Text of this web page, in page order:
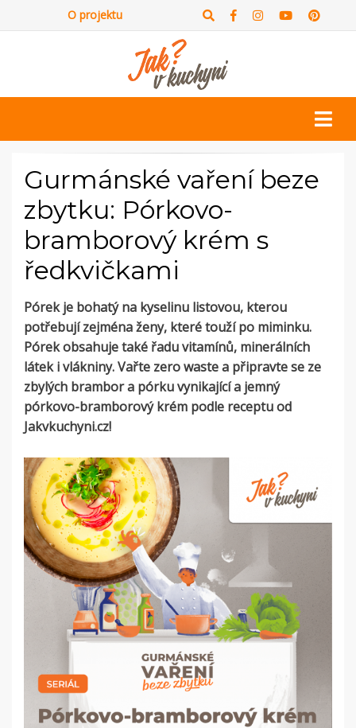
O projektu
Gurmánské vaření beze
zbytku: Pórkovo-
bramborový krém s
ředkvičkami
Pórek je bohatý na kyselinu listovou, kterou
potřebují zejména ženy, které touží po miminku.
Pórek obsahuje také řadu vitamínů, minerálních
látek i vlákniny. Vařte zero waste a připravte se ze
zbylých brambor a pórku vynikající a jemný
pórkovo-bramborový krém podle receptu od
Jakvkuchyni.cz!